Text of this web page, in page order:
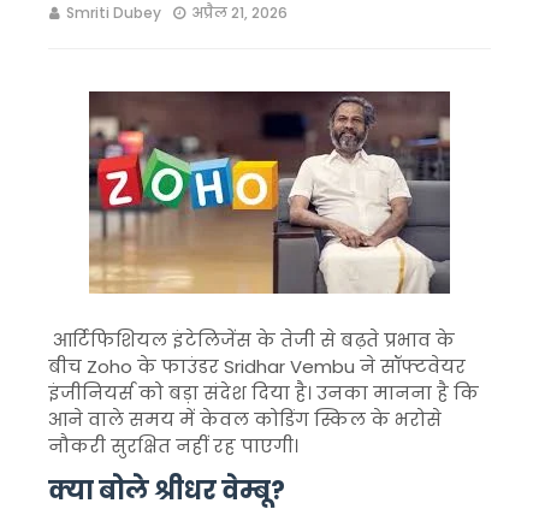
Smriti Dubey अप्रैल 21, 2026
आर्टिफिशियल इंटेलिजेंस के तेजी से बढ़ते प्रभाव के
बीच Zoho के फाउंडरSridhar Vembu ने सॉफ्टवेयर
इंजीनियर्स को बड़ा संदेश दिया है। उनका मानना है कि
आने वाले समय में केवल कोडिंग स्किल के भरोसे
नौकरी सुरक्षित नहीं रह पाएगी।
क्या बोले श्रीधर वेम्बू?